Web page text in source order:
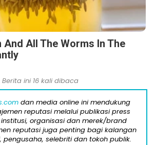
And All The Worms In The
Berita ini 16 kali dibaca
dan media online ini mendukung
reputasi melalui publikasi press
organisasi dan merek/brand
reputasi juga penting bagi kalangan
pengusaha, selebriti dan tokoh publik.